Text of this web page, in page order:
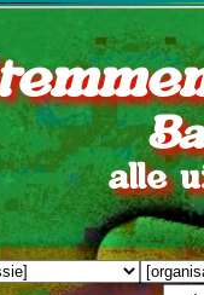
alle